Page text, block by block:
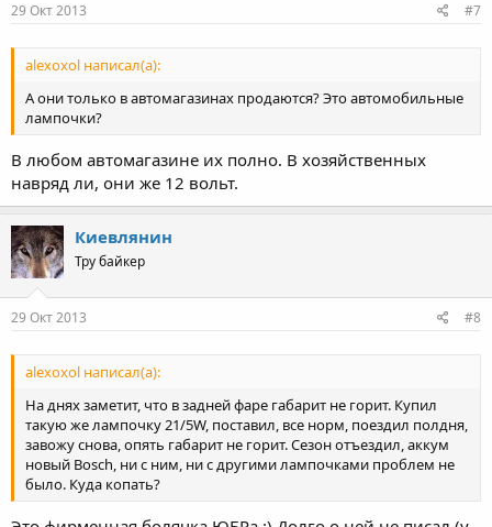
29 Окт 2013 #7
alexoxol написал(а):
А они только в автомагазинах продаются? Это автомобильные
лампочки?
В любом автомагазине их полно. В хозяйственных
навряд ли, они же 12 вольт.
Киевлянин
Тру байкер
29 Окт 2013 #8
alexoxol написал(а):
На днях заметит, что в задней фаре габарит не горит. Купил
такую же лампочку 21/5W, поставил, все норм, поездил полдня,
завожу снова, опять габарит не горит. Сезон отъездил, аккум
новый Bosch, ни с ним, ни с другими лампочками проблем не
было. Куда копать?